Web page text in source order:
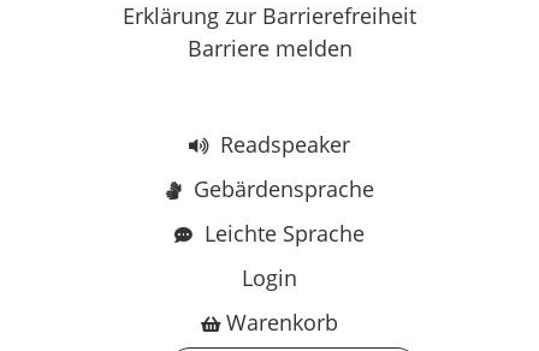
Erklärung zur Barrierefreiheit
Barriere melden
Readspeaker
Gebärdensprache
Leichte Sprache
Login
Warenkorb